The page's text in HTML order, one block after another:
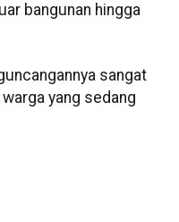
bangunan hingga
sangat
yang sedang